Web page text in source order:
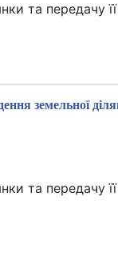
та передачу
земельної
та передачу її